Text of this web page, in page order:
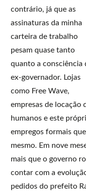
contrário, já que as
assinaturas da minha
carteira de trabalho
pesam quase tanto
quanto a consciência
ex-governador. Lojas
como Free Wave,
empresas de locação
humanos e este
empregos formais
mesmo. Em nove
mais que o governo
contar com a
pedidos do prefeito